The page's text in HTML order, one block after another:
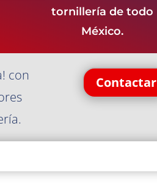
tornillería de todo
México.
con
Contactar